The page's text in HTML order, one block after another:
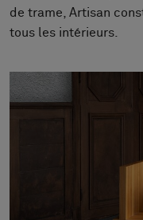
FAQ
Contact
Pattern Tile Tool
Image & Material
de trame, Artisan
tous les intérieurs.